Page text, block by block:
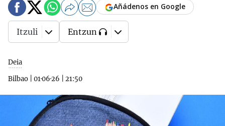
Deia
Bilbao
01·06·26 21:50
Añádenos en Google
Itzuli Entzun